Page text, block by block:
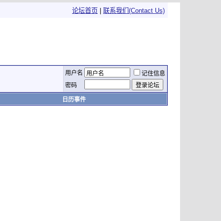
论坛首页 联系我们(Contact Us)
用户名
记住信息
密码
日历事件